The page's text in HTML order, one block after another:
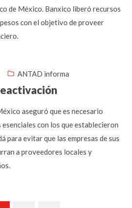
de México. Banxico liberó recursos
con el objetivo de proveer
ANTAD informa
aseguró que es necesario
con los que establecieron
para evitar que las empresas de sus
a proveedores locales y